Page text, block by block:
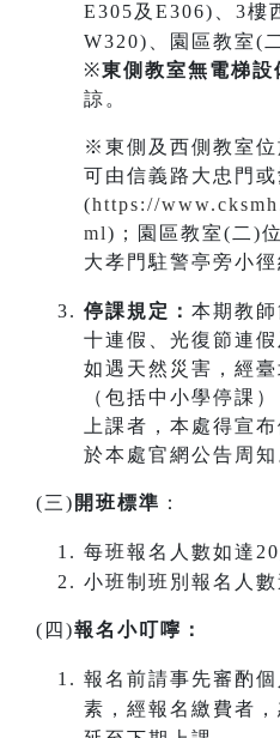
E305及E306)、3樓
W320)、園區教室(
※東側教室無電梯設
諒。
※東側及西側教室位
可由信義路大忠門
(https://
ml)；園區教室(二)
大孝門駐警亭旁小徑
停課規定： 本期教
十連假、光復節連
如遇天然災害，經
（包括中小學停課
上課者，本處得宣
於本處官網公告周知
(三) 開班標準 ：
每班報名人數如達20
小班制班別報名人數
(四)報名小叮嚀：
報名前請事先審酌
素，經報名繳費者